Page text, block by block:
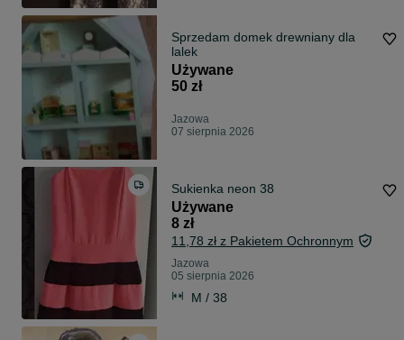
Sprzedam domek drewniany dla
lalek
Używane
50 zł
Jazowa
07 sierpnia 2026
Sukienka neon 38
Używane
8 zł
11,78 zł z Pakietem Ochronnym
Jazowa
05 sierpnia 2026
M / 38